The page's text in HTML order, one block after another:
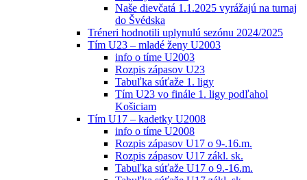
Naše dievčatá 1.1.2025 vyrážajú na turnaj
do Švédska
Tréneri hodnotili uplynulú sezónu 2024/2025
Tím U23 – mladé ženy U2003
info o tíme U2003
Rozpis zápasov U23
Tabuľka súťaže 1. ligy
Tím U23 vo finále 1. ligy podľahol
Košiciam
Tím U17 – kadetky U2008
info o tíme U2008
Rozpis zápasov U17 o 9-.16.m.
Rozpis zápasov U17 zákl. sk.
Tabuľka súťaže U17 o 9.-16.m.